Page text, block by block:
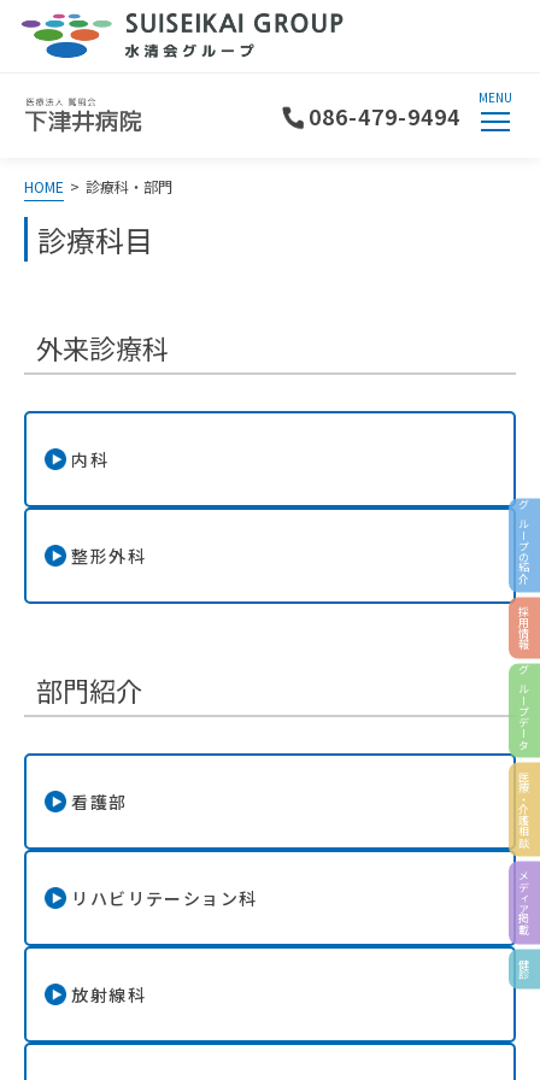
086-479-9494
MENU
グループの紹介
採用情報
グループデータ
医療・介護相談
メディア掲載
健診
HOME > 診療科・部門
診療科目
外来診療科
内科
整形外科
部門紹介
看護部
リハビリテーション科
放射線科